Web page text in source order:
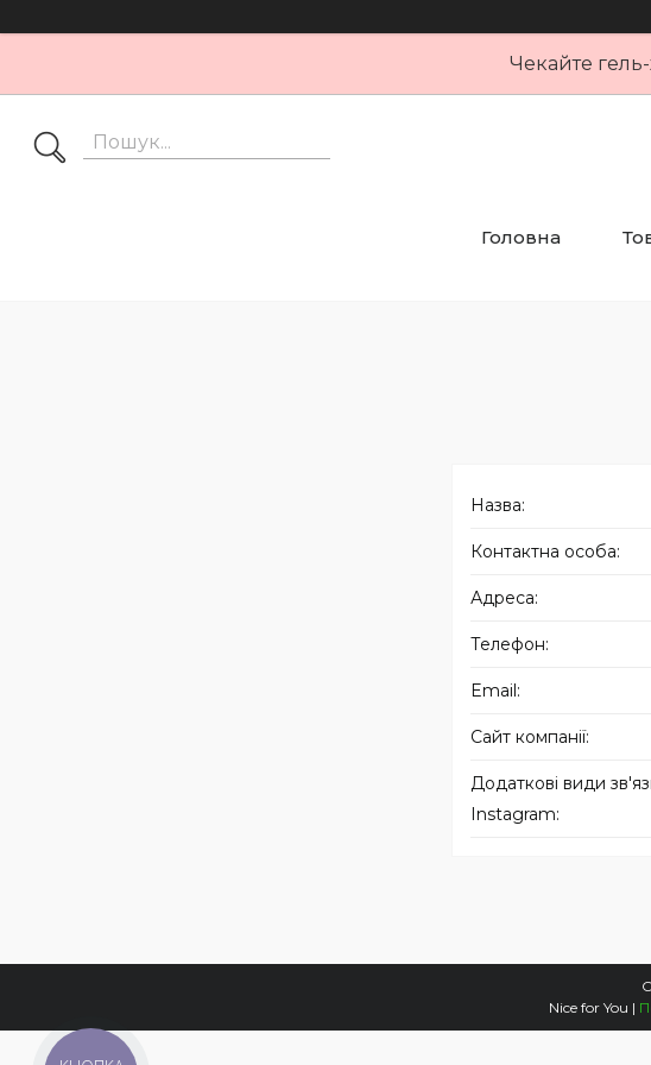
Чекайте
Головна
Instagram
Nice for You |